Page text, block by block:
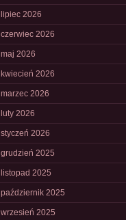
lipiec 2026
czerwiec 2026
maj 2026
kwiecień 2026
marzec 2026
luty 2026
styczeń 2026
grudzień 2025
listopad 2025
październik 2025
wrzesień 2025